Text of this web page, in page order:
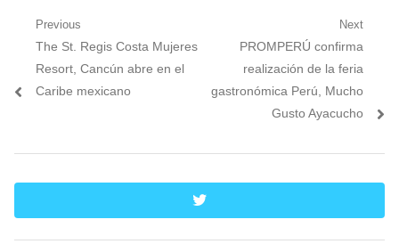
Navegación
entradas
Previous
Previous
post:
The St. Regis Costa Mujeres
Resort, Cancún abre en el
Caribe mexicano
Next
Next
post:
PROMPERÚ confirma
realización de la feria
gastronómica Perú, Mucho
Gusto Ayacucho
twitter